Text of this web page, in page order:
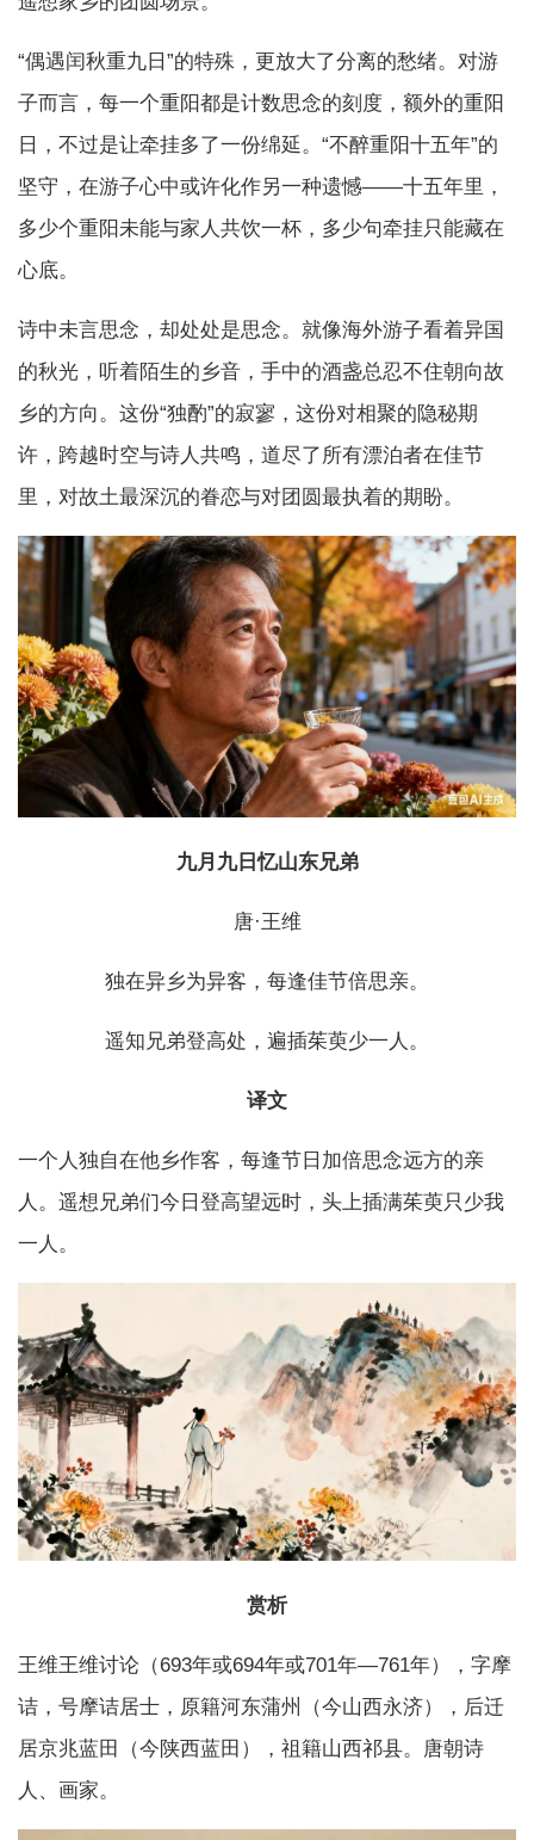
“偶遇闰秋重九日”的特殊，更放大了分离的愁绪。对游
子而言，每一个重阳都是计数思念的刻度，额外的重阳
日，不过是让牵挂多了一份绵延。“不醉重阳十五年”的
坚守，在游子心中或许化作另一种遗憾——十五年里，
多少个重阳未能与家人共饮一杯，多少句牵挂只能藏在
心底。
诗中未言思念，却处处是思念。就像海外游子看着异国
的秋光，听着陌生的乡音，手中的酒盏总忍不住朝向故
乡的方向。这份“独酌”的寂寥，这份对相聚的隐秘期
许，跨越时空与诗人共鸣，道尽了所有漂泊者在佳节
里，对故土最深沉的眷恋与对团圆最执着的期盼。
九月九日忆山东兄弟
唐·王维
独在异乡为异客，每逢佳节倍思亲。
遥知兄弟登高处，遍插茱萸少一人。
译文
一个人独自在他乡作客，每逢节日加倍思念远方的亲
人。遥想兄弟们今日登高望远时，头上插满茱萸只少我
一人。
赏析
王维王维讨论（693年或694年或701年—761年），字摩
诘，号摩诘居士，原籍河东蒲州（今山西永济），后迁
居京兆蓝田（今陕西蓝田），祖籍山西祁县。唐朝诗
人、画家。